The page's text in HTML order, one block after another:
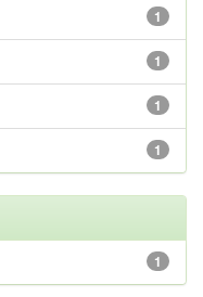
1
1
1
1
1